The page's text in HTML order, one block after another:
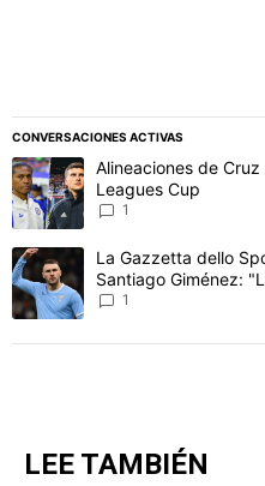
CONVERSACIONES ACTIVAS
Este listado muestra los
Un artículo de tendencia con el
Alineaciones de
Leagues Cup
1
Un artículo de tendencia con el
La Gazzetta dello
Santiago Giménez:
1
LEE TAMBIÉN